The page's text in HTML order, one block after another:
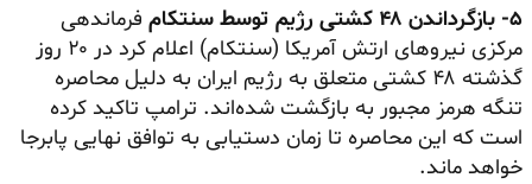
۵- بازگرداندن ۴۸ کشتی رژیم توسط سنتکام
فرماندهی
مرکزی نیروهای ارتش آمریکا (سنتکام) اعلام کرد در ۲۰ روز
گذشته ۴۸ کشتی متعلق به رژیم ایران به دلیل محاصره
تنگه هرمز مجبور به بازگشت شده‌اند. ترامپ تاکید کرده
است که این محاصره تا زمان دستیابی به توافق نهایی پابرجا
خواهد ماند.